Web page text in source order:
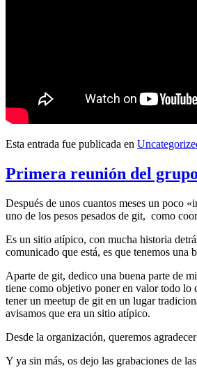
Esta entrada fue publicada en
Primera reunión del
Después de unos cuantos meses un poco
uno de los pesos pesados de git, como
Es un sitio atípico, con mucha historia
comunicado que está, es que tenemos una
Aparte de git, dedico una buena parte de
tiene como objetivo poner en valor todo lo
tener un meetup de git en un lugar
avisamos que era un sitio atípico.
Desde la organización, queremos
Y ya sin más, os dejo las grabaciones de